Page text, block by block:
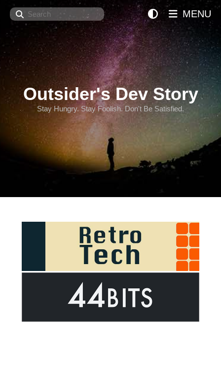
Search
Outsider's Dev Story
Stay Hungry. Stay Foolish. Don't Be Satisfied.
MENU